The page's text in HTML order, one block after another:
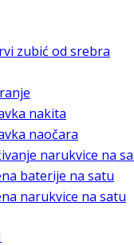
zubić od srebra
nakita
naočara
narukvice na
baterije na satu
narukvice na satu